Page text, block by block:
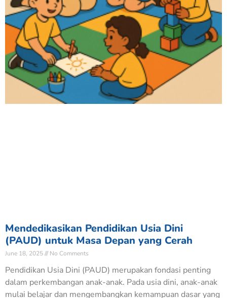
Mendedikasikan Pendidikan Usia Dini
(PAUD) untuk Masa Depan yang Cerah
June 18, 2025 No Comments
Pendidikan Usia Dini (PAUD) merupakan fondasi penting
dalam perkembangan anak-anak. Pada usia dini, anak-anak
mulai belajar dan mengembangkan kemampuan dasar yang